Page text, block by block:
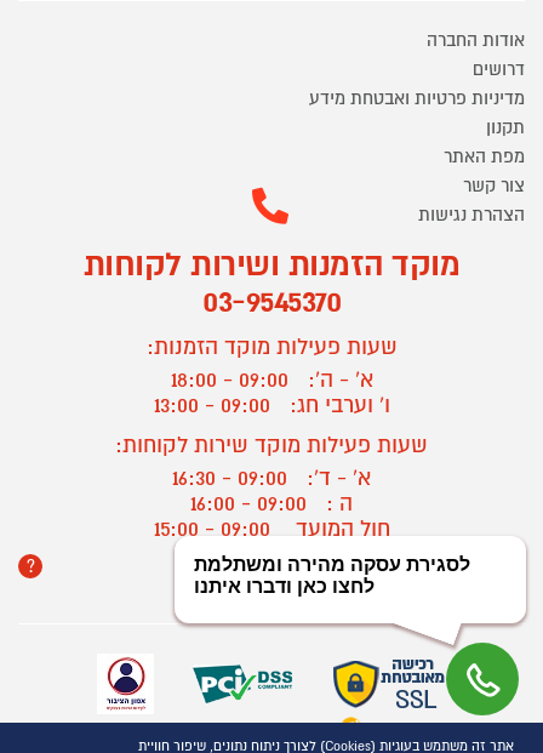
אודות החברה
דרושים
מדיניות פרטיות ואבטחת מידע
תקנון
מפת האתר
צור קשר
הצהרת נגישות
מוקד הזמנות ושירות לקוחות
03-9545370
שעות פעילות מוקד הזמנות:
א' - ה':
09:00 - 18:00
ו' וערבי חג:
09:00 - 13:00
שעות פעילות מוקד שירות לקוחות:
א' - ד':
09:00 - 16:30
ה :
09:00 - 16:00
חול המועד
? יצירת קשר/ביטול הזמנה
אתר זה משתמש בעוגיות (Cookies) לצורך ניתוח נתונים, שיפור חוויית